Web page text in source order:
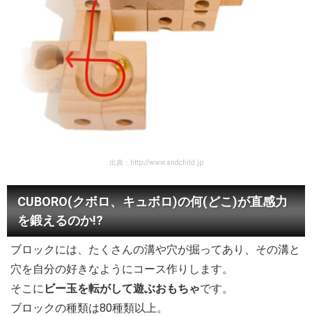
出典：http://www.andchild.jp
CUBORO(クボロ、キュボロ)の何(どこ)が直感力
を鍛えるのか!?
ブロックには、たくさんの溝や穴が掘ってあり、その溝と
穴を自分の好きなようにコース作りします。
そこに ビー玉を転がして遊ぶおもちゃです。
ブロックの種類は80種類以上。